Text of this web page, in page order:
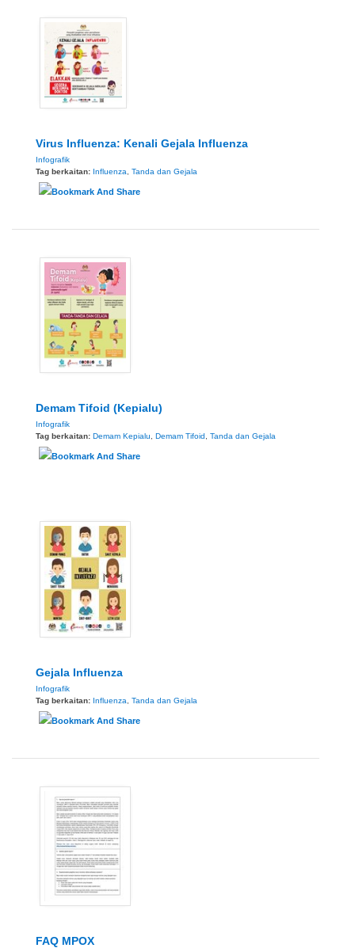
Virus Influenza: Kenali Gejala Influenza
Infografik
Tag berkaitan: Influenza Tanda dan Gejala
Demam Tifoid (Kepialu)
Infografik
Tag berkaitan: Demam Kepialu, Demam Tifoid, Tanda dan Gejala
Gejala Influenza
Infografik
Tag berkaitan: Influenza Tanda dan Gejala
FAQ MPOX